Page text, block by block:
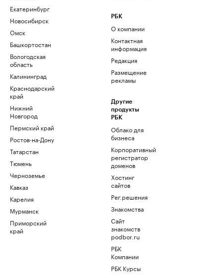
Екатеринбург
Новосибирск
Омск
Башкортостан
Вологодская
область
Калининград
Краснодарский
край
Нижний
Новгород
Пермский край
Ростов-на-Дону
Татарстан
Тюмень
Черноземье
Кавказ
Карелия
Мурманск
Приморский
край
РБК
О компании
Контактная
информация
Редакция
Размещение
рекламы
Другие
продукты
РБК
Облако для
бизнеса
Корпоративный
регистратор
доменов
Хостинг
сайтов
Рег.решения
Знакомства
Сайт
знакомств
podbor.ru
РБК
Компании
РБК Курсы